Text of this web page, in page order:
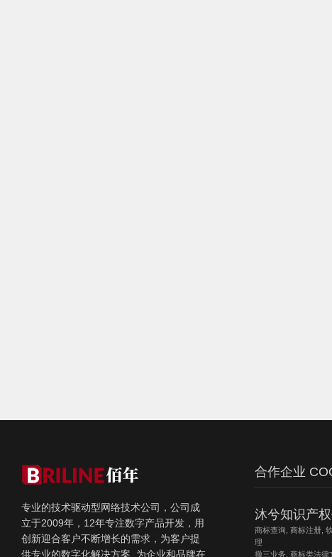
专业的技术驱动型网络技术公司，公司成
立于2009年，12年专注数字产品开发，用
创新迎合客户不断增长的需求，为客户提
供专业的数字化解决方案, 为企业和品牌在
合作企业
沐兮知识产
商标查询, 商标注册,
理
撤三业务, 商标类法律